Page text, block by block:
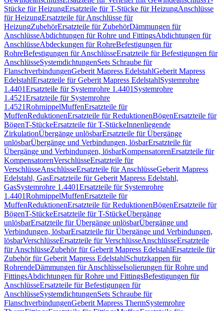
Stücke für HeizungErsatzteile für T-Stücke für HeizungAnschlüsse
für HeizungErsatzteile für Anschlüsse für
HeizungZubehörErsatzteile für ZubehörDämmungen für
AnschlüsseAbdichtungen für Rohre und FittingsAbdichtungen für
AnschlüsseAbdeckungen für RohreBefestigungen für
RohreBefestigungen für AnschlüsseErsatzteile für Befestigungen für
AnschlüsseSystemdichtungenSets Schraube für
FlanschverbindungenGeberit Mapress EdelstahlGeberit Mapress
EdelstahlErsatzteile für Geberit Mapress EdelstahlSystemrohre
1.4401Ersatzteile für Systemrohre 1.4401 Systemrohre
1.4521Ersatzteile für Systemrohre
1.4521RohrnippelMuffenErsatzteile für
MuffenReduktionenErsatzteile für ReduktionenBögenErsatzteile für
BögenT-StückeErsatzteile für T-StückeInnenliegende
ZirkulationÜbergänge unlösbarErsatzteile für Übergänge
unlösbarÜbergänge und Verbindungen, lösbarErsatzteile für
Übergänge und Verbindungen, lösbarKompensatorenErsatzteile für
KompensatorenVerschlüsseErsatzteile für
VerschlüsseAnschlüsseErsatzteile für AnschlüsseGeberit Mapress
Edelstahl, GasErsatzteile für Geberit Mapress Edelstahl,
GasSystemrohre 1.4401Ersatzteile für Systemrohre
1.4401RohrnippelMuffenErsatzteile für
MuffenReduktionenErsatzteile für ReduktionenBögenErsatzteile für
BögenT-StückeErsatzteile für T-StückeÜbergänge
unlösbarErsatzteile für Übergänge unlösbarÜbergänge und
Verbindungen, lösbarErsatzteile für Übergänge und Verbindungen,
lösbarVerschlüsseErsatzteile für VerschlüsseAnschlüsseErsatzteile
für AnschlüsseZubehör für Geberit Mapress EdelstahlErsatzteile für
Zubehör für Geberit Mapress EdelstahlSchutzkappen für
RohrendeDämmungen für AnschlüsseIsolierungen für Rohre und
FittingsAbdichtungen für Rohre und FittingsBefestigungen für
AnschlüsseErsatzteile für Befestigungen für
AnschlüsseSystemdichtungenSets Schraube für
FlanschverbindungenGeberit Mapress ThermSystemrohre